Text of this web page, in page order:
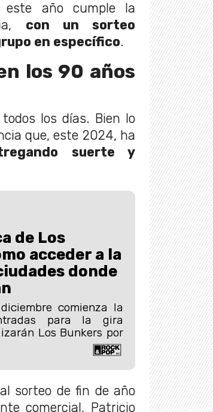
año cumple la
con un sorteo
en específico.
los 90 años
los días. Bien lo
que, este 2024, ha
suerte y
de Los
acceder a la
donde
comienza la
para la gira
Los Bunkers por
sorteo de fin de año
comercial, Patricio